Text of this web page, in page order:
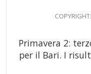
Primavera 2:
per il Bari. I